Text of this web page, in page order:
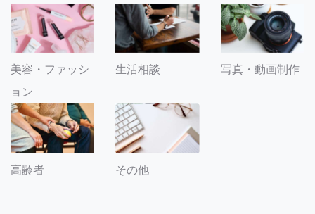
美容・ファッシ
ョン
生活相談 写真・動画制作
高齢者 その他